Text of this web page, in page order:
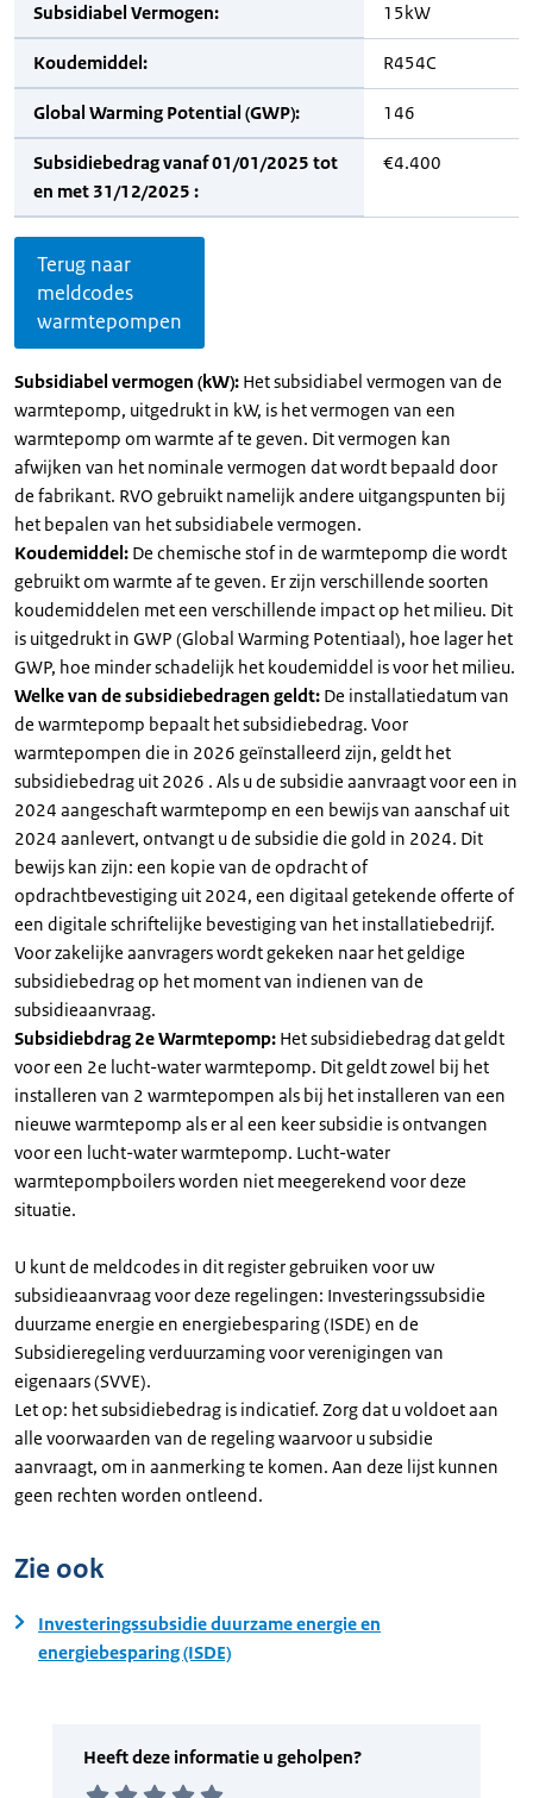
Subsidiabel Vermogen: 15kW
Koudemiddel: R454C
Global Warming Potential (GWP): 146
Subsidiebedrag vanaf 01/01/2025 tot
en met 31/12/2025 :
€4.400
Terug naar
meldcodes
warmtepompen
Subsidiabel vermogen (kW): Het subsidiabel vermogen van de
warmtepomp, uitgedrukt in kW, is het vermogen van een
warmtepomp om warmte af te geven. Dit vermogen kan
afwijken van het nominale vermogen dat wordt bepaald door
de fabrikant. RVO gebruikt namelijk andere uitgangspunten bij
het bepalen van het subsidiabele vermogen.
Koudemiddel: De chemische stof in de warmtepomp die wordt
gebruikt om warmte af te geven. Er zijn verschillende soorten
koudemiddelen met een verschillende impact op het milieu. Dit
is uitgedrukt in GWP (Global Warming Potentiaal), hoe lager het
GWP, hoe minder schadelijk het koudemiddel is voor het milieu.
Welke van de subsidiebedragen geldt: De installatiedatum van
de warmtepomp bepaalt het subsidiebedrag. Voor
warmtepompen die in 2026 geïnstalleerd zijn, geldt het
subsidiebedrag uit 2026 . Als u de subsidie aanvraagt voor een in
2024 aangeschaft warmtepomp en een bewijs van aanschaf uit
2024 aanlevert, ontvangt u de subsidie die gold in 2024. Dit
bewijs kan zijn: een kopie van de opdracht of
opdrachtbevestiging uit 2024, een digitaal getekende offerte of
een digitale schriftelijke bevestiging van het installatiebedrijf.
Voor zakelijke aanvragers wordt gekeken naar het geldige
subsidiebedrag op het moment van indienen van de
subsidieaanvraag.
Subsidiebdrag 2e Warmtepomp: Het subsidiebedrag dat geldt
voor een 2e lucht-water warmtepomp. Dit geldt zowel bij het
installeren van 2 warmtepompen als bij het installeren van een
nieuwe warmtepomp als er al een keer subsidie is ontvangen
voor een lucht-water warmtepomp. Lucht-water
warmtepompboilers worden niet meegerekend voor deze
situatie.
U kunt de meldcodes in dit register gebruiken voor uw
subsidieaanvraag voor deze regelingen: Investeringssubsidie
duurzame energie en energiebesparing (ISDE) en de
Subsidieregeling verduurzaming voor verenigingen van
eigenaars (SVVE).
Let op: het subsidiebedrag is indicatief. Zorg dat u voldoet aan
alle voorwaarden van de regeling waarvoor u subsidie
aanvraagt, om in aanmerking te komen. Aan deze lijst kunnen
geen rechten worden ontleend.
Zie ook
Investeringssubsidie duurzame energie en
energiebesparing (ISDE)